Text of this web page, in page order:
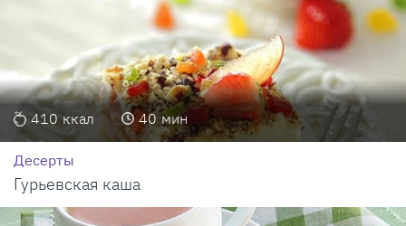
410 ккал 40 мин
Десерты
Гурьевская каша